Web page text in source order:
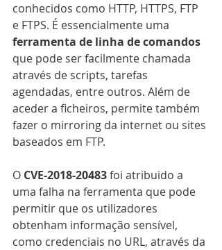
conhecidos como HTTP, HTTPS, FTP
e FTPS. É essencialmente uma
ferramenta de linha de comandos
que pode ser facilmente chamada
através de scripts, tarefas
agendadas, entre outros. Além de
aceder a ficheiros, permite também
fazer o mirroring da internet ou sites
baseados em FTP.
O CVE-2018-20483 foi atribuido a
uma falha na ferramenta que pode
permitir que os utilizadores
obtenham informação sensível,
como credenciais no URL, através da